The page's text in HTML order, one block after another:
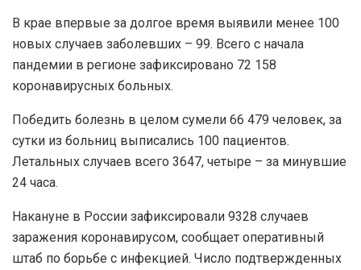
В крае впервые за долгое время выявили менее 100
новых случаев заболевших – 99. Всего с начала
пандемии в регионе зафиксировано 72 158
коронавирусных больных.
Победить болезнь в целом сумели 66 479 человек, за
сутки из больниц выписались 100 пациентов.
Летальных случаев всего 3647, четыре – за минувшие
24 часа.
Накануне в России зафиксировали 9328 случаев
заражения коронавирусом, сообщает оперативный
штаб по борьбе с инфекцией. Число подтвержденных